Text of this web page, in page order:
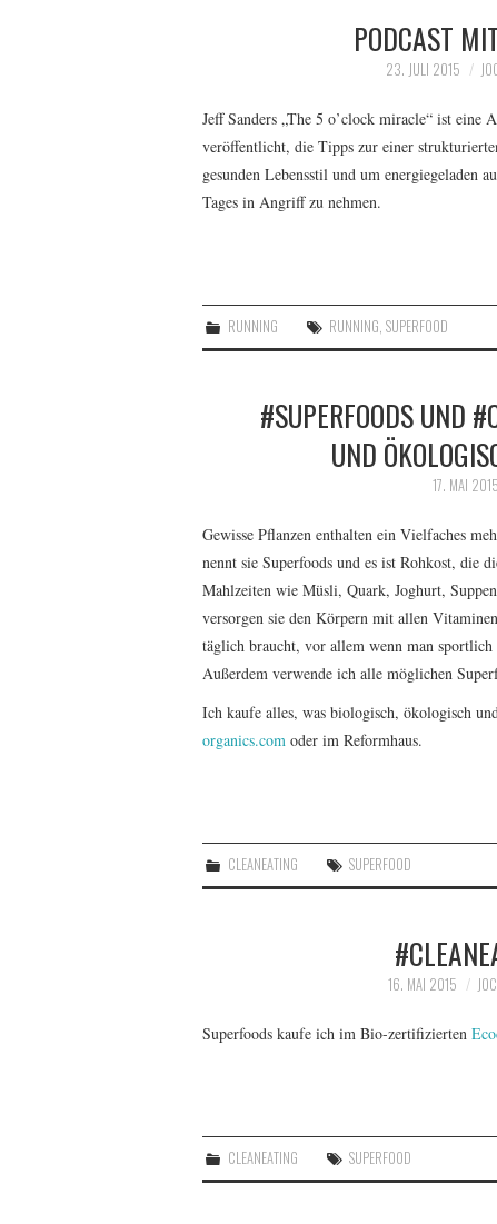
PODCAST
23. JULI 2015
Jeff Sanders „The 5 o’clock miracle“ ist eine
veröffentlicht, die Tipps zur einer
gesunden Lebensstil und um energiegeladen
Tages in Angriff zu nehmen.
RUNNING RUNNING,SUPERFOOD
#SUPERFOODS UND
UND
17. MAI 2015
Gewisse Pflanzen enthalten ein Vielfaches
nennt sie Superfoods und es ist Rohkost, die
Mahlzeiten wie Müsli, Quark, Joghurt,
versorgen sie den Körpern mit allen
täglich braucht, vor allem wenn man
Außerdem verwende ich alle möglichen
Ich kaufe alles, was biologisch, ökologisch
organics.com oder im Reformhaus.
CLEANEATING SUPERFOOD
16. MAI 2015
Superfoods kaufe ich im Bio-zertifizierten
CLEANEATING SUPERFOOD